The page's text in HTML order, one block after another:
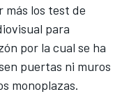
más los test de
para
por la cual se ha
puertas ni muros
monoplazas.